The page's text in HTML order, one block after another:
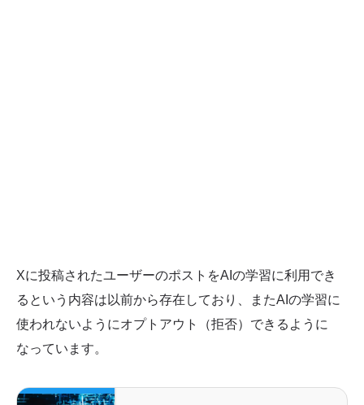
Xに投稿されたユーザーのポストをAIの学習に利用でき
るという内容は以前から存在しており、またAIの学習に
使われないようにオプトアウト（拒否）できるように
なっています。